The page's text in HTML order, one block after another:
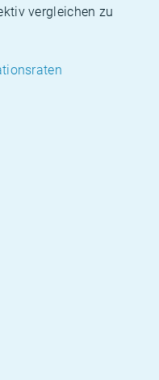
vergleichen zu